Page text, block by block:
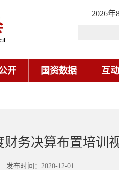
2026年
开 国资数据 互
财务决算布置培训
布时间：2020-12-01